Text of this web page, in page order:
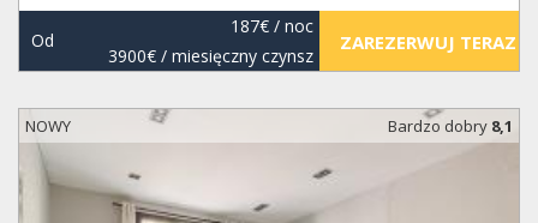
Od
187€/ noc
3900€/ miesięczny czynsz
ZAREZERWUJ TERAZ
NOWY Bardzo dobry 8,1